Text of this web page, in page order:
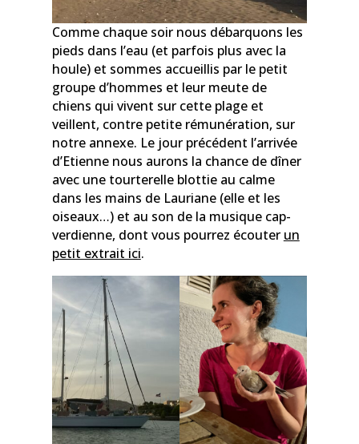
Comme chaque soir nous débarquons les
pieds dans l’eau (et parfois plus avec la
houle) et sommes accueillis par le petit
groupe d’hommes et leur meute de
chiens qui vivent sur cette plage et
veillent, contre petite rémunération, sur
notre annexe. Le jour précédent l’arrivée
d’Etienne nous aurons la chance de dîner
avec une tourterelle blottie au calme
dans les mains de Lauriane (elle et les
oiseaux…) et au son de la musique cap-
verdienne, dont vous pourrez écouter un
petit extrait ici.